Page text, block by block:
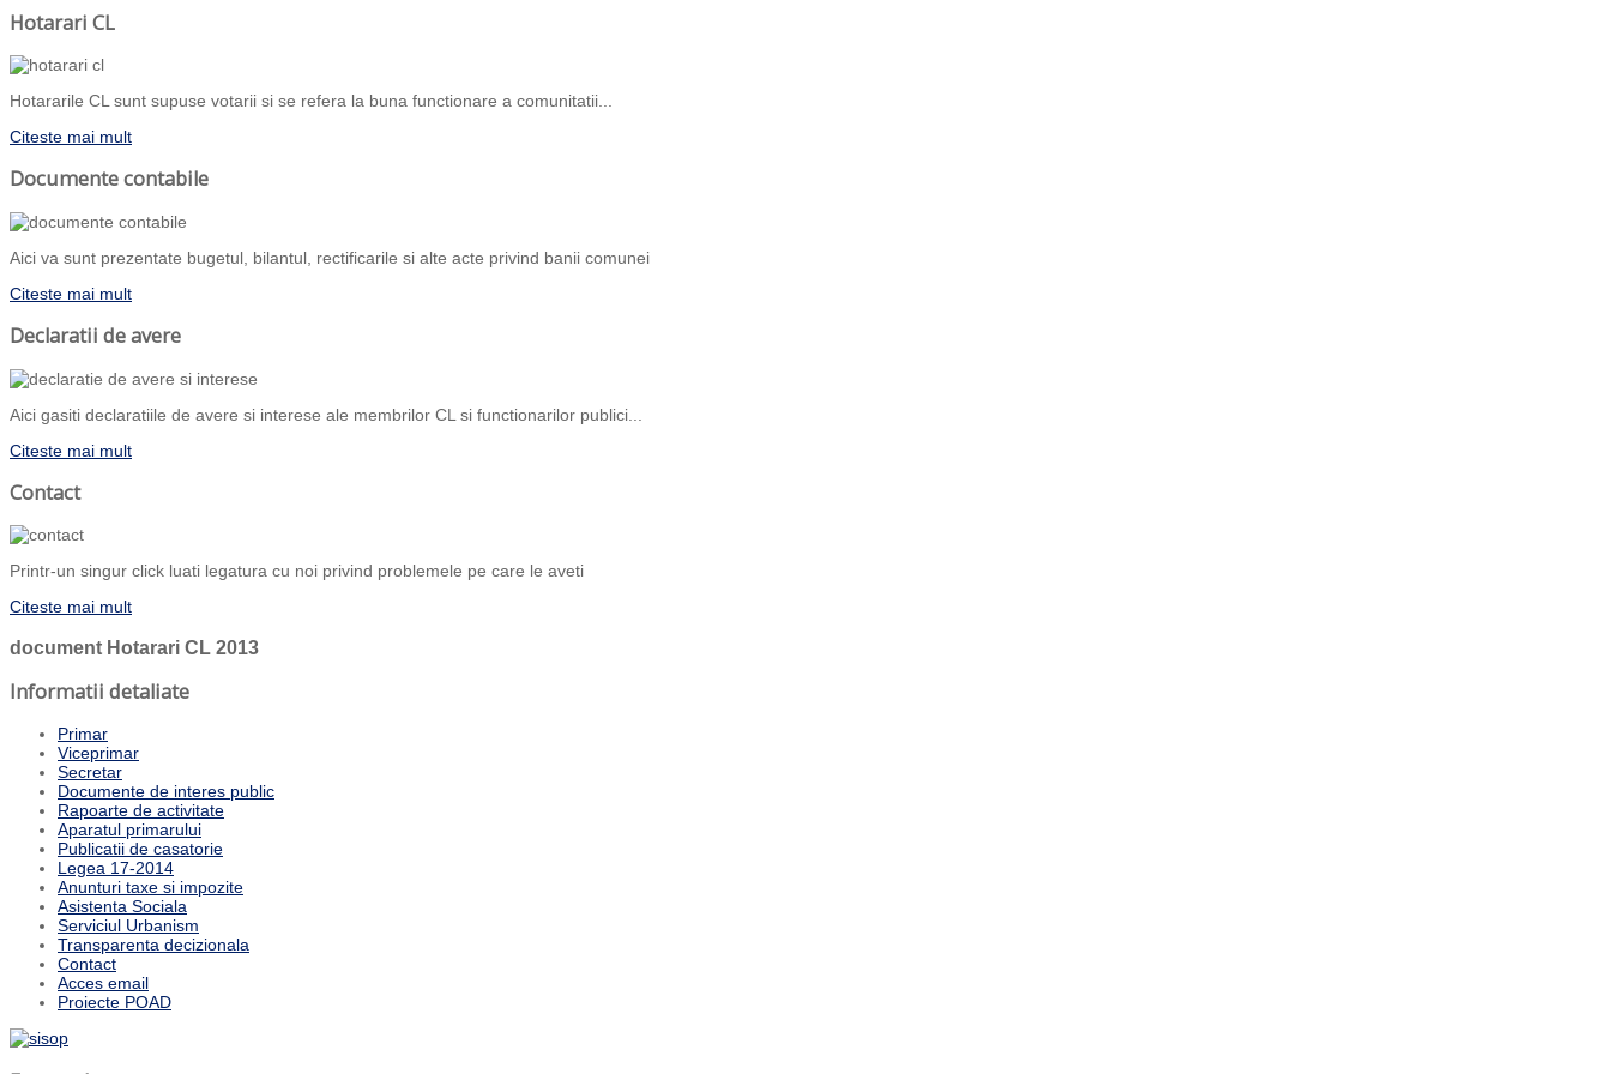
Hotarari CL
Hotararile CL sunt supuse votarii si se refera la buna functionare a comunitatii...
Citeste mai mult
Documente contabile
Aici va sunt prezentate bugetul, bilantul, rectificarile si alte acte privind banii comunei
Citeste mai mult
Declaratii de avere
Aici gasiti declaratiile de avere si interese ale membrilor CL si functionarilor publici...
Citeste mai mult
Contact
Printr-un singur click luati legatura cu noi privind problemele pe care le aveti
Citeste mai mult
document Hotarari CL 2013
Informatii detaliate
Primar
Viceprimar
Secretar
Documente de interes public
Rapoarte de activitate
Aparatul primarului
Publicatii de casatorie
Legea 17-2014
Anunturi taxe si impozite
Asistenta Sociala
Serviciul Urbanism
Transparenta decizionala
Contact
Acces email
Proiecte POAD